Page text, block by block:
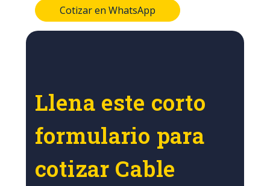
Cotizar en WhatsApp
Llena este corto
formulario para
cotizar Cable